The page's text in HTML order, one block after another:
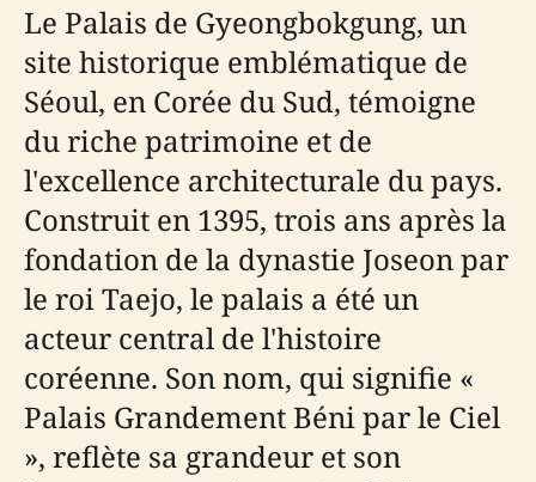
Le Palais de Gyeongbokgung, un
site historique emblématique de
Séoul, en Corée du Sud, témoigne
du riche patrimoine et de
l'excellence architecturale du pays.
Construit en 1395, trois ans après la
fondation de la dynastie Joseon par
le roi Taejo, le palais a été un
acteur central de l'histoire
coréenne. Son nom, qui signifie «
Palais Grandement Béni par le Ciel
», reflète sa grandeur et son